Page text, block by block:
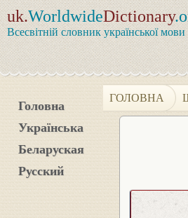
uk.WorldwideDictionary
Всесвітній словник української мови
Головна
Українська
Беларуская
Русский
ГОЛОВНА